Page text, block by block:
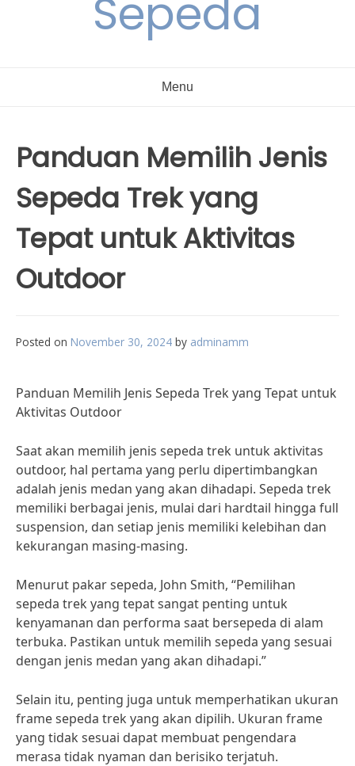
Sepeda
Menu
Panduan Memilih Jenis
Sepeda Trek yang
Tepat untuk Aktivitas
Outdoor
Posted on November 30, 2024 by adminamm
Panduan Memilih Jenis Sepeda Trek yang Tepat untuk
Aktivitas Outdoor
Saat akan memilih jenis sepeda trek untuk aktivitas
outdoor, hal pertama yang perlu dipertimbangkan
adalah jenis medan yang akan dihadapi. Sepeda trek
memiliki berbagai jenis, mulai dari hardtail hingga full
suspension, dan setiap jenis memiliki kelebihan dan
kekurangan masing-masing.
Menurut pakar sepeda, John Smith, “Pemilihan
sepeda trek yang tepat sangat penting untuk
kenyamanan dan performa saat bersepeda di alam
terbuka. Pastikan untuk memilih sepeda yang sesuai
dengan jenis medan yang akan dihadapi.”
Selain itu, penting juga untuk memperhatikan ukuran
frame sepeda trek yang akan dipilih. Ukuran frame
yang tidak sesuai dapat membuat pengendara
merasa tidak nyaman dan berisiko terjatuh.